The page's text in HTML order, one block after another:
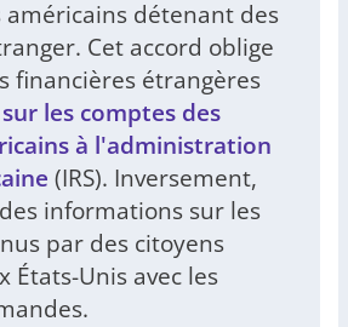
détenant des
Cet accord oblige
financières étrangères
les comptes des
à l'administration
(IRS). Inversement,
informations sur les
par des citoyens
États-Unis avec les